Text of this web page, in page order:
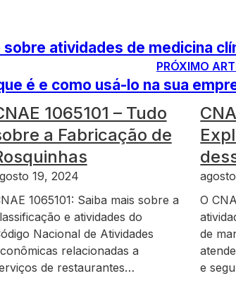
atividades de medicina
PRÓXIMO
é e como usá-lo na sua
1065101 – Tudo
a Fabricação de
19, 2024
1065101: Saiba mais sobre a
e atividades do
Nacional de Atividades
relacionadas a
de restaurantes…
O
de
e